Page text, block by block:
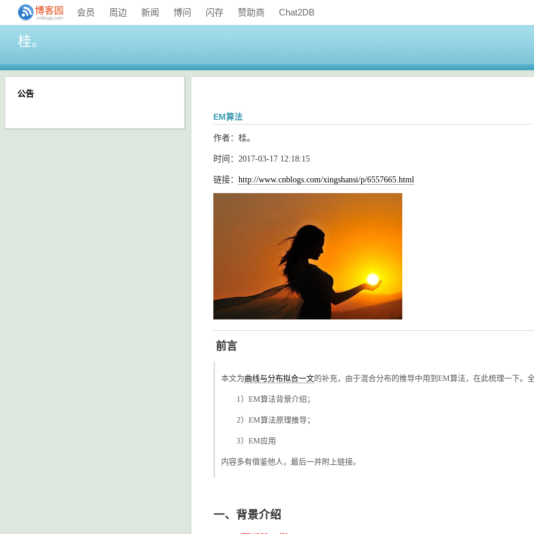
会员 周边 新闻 博问 闪存 赞助商 Chat2DB
桂。
EM算法
作者：桂。
时间：2017-03-17 12:18:15
链接： http://www.cnblogs.com/xingshansi/p/6557665.html
前言
本文为曲线与分布拟合一文的补充，由于混合分布的推导中用到EM算法，在此梳理一下。全
1）EM算法背景介绍；
2）EM算法原理推导；
3）EM应用
内容多有借鉴他人，最后一并附上链接。
一、背景介绍
公告